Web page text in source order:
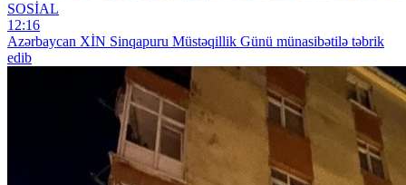
SOSİAL
12:16
Azərbaycan XİN Sinqapuru Müstəqillik Günü münasibətilə təbrik
edib